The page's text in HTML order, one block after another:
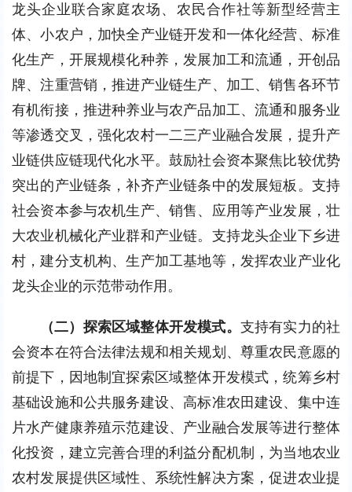
龙头企业联合家庭农场、农民合作社等新型经营主
体、小农户，加快全产业链开发和一体化经营、标准
化生产，开展规模化种养，发展加工和流通，开创品
牌、注重营销，推进产业链生产、加工、销售各环节
有机衔接，推进种养业与农产品加工、流通和服务业
等渗透交叉，强化农村一二三产业融合发展，提升产
业链供应链现代化水平。鼓励社会资本聚焦比较优势
突出的产业链条，补齐产业链条中的发展短板。支持
社会资本参与农机生产、销售、应用等产业发展，壮
大农业机械化产业群和产业链。支持龙头企业下乡进
村，建分支机构、生产加工基地等，发挥农业产业化
龙头企业的示范带动作用。
（二）探索区域整体开发模式。 支持有实力的社
会资本在符合法律法规和相关规划、尊重农民意愿的
前提下，因地制宜探索区域整体开发模式，统筹乡村
基础设施和公共服务建设、高标准农田建设、集中连
片水产健康养殖示范建设、产业融合发展等进行整体
化投资，建立完善合理的利益分配机制，为当地农业
农村发展提供区域性、系统性解决方案，促进农业提